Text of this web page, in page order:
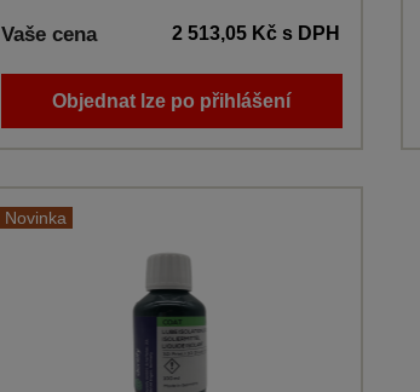
Vaše cena 2 513,05 Kč s DPH
Objednat lze po přihlášení
Novinka